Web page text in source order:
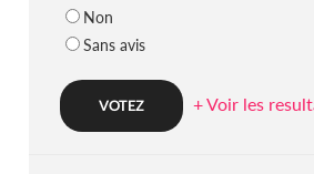
Non
Sans avis
+ Voir les